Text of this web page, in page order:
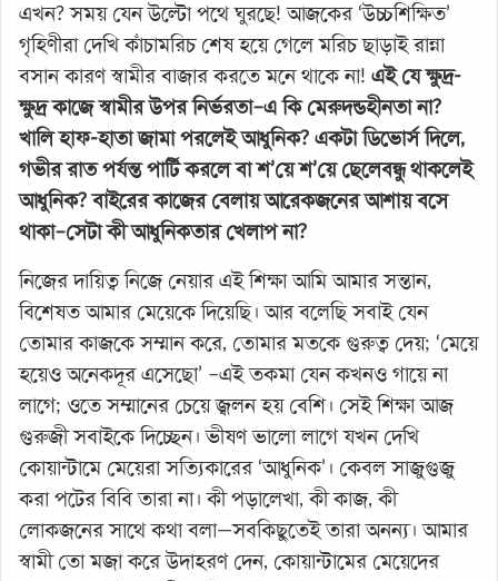
এখন? সময় যেন উল্টো পথে ঘুরছে! আজকের ‘উচ্চশিক্ষিত’
গৃহিণীরা দেখি কাঁচামরিচ শেষ হয়ে গেলে মরিচ ছাড়াই রান্না
বসান কারণ স্বামীর বাজার করতে মনে থাকে না! এই যে ক্ষুদ্র-
ক্ষুদ্র কাজে স্বামীর উপর নির্ভরতা–এ কি মেরুদন্ডহীনতা না?
খালি হাফ-হাতা জামা পরলেই আধুনিক? একটা ডিভোর্স দিলে,
গভীর রাত পর্যন্ত পার্টি করলে বা শ’য়ে শ’য়ে ছেলেবন্ধু থাকলেই
আধুনিক? বাইরের কাজের বেলায় আরেকজনের আশায় বসে
থাকা–সেটা কী আধুনিকতার খেলাপ না?
নিজের দায়িত্ব নিজে নেয়ার এই শিক্ষা আমি আমার সন্তান,
বিশেষত আমার মেয়েকে দিয়েছি। আর বলেছি সবাই যেন
তোমার কাজকে সম্মান করে, তোমার মতকে গুরুত্ব দেয়; ‘মেয়ে
হয়েও অনেকদূর এসেছো’ –এই তকমা যেন কখনও গায়ে না
লাগে; ওতে সম্মানের চেয়ে জ্বলন হয় বেশি। সেই শিক্ষা আজ
গুরুজী সবাইকে দিচ্ছেন। ভীষণ ভালো লাগে যখন দেখি
কোয়ান্টামে মেয়েরা সত্যিকারের ‘আধুনিক’। কেবল সাজুগুজু
করা পটের বিবি তারা না। কী পড়ালেখা, কী কাজ, কী
লোকজনের সাথে কথা বলা—সবকিছুতেই তারা অনন্য। আমার
স্বামী তো মজা করে উদাহরণ দেন, কোয়ান্টামের মেয়েদের